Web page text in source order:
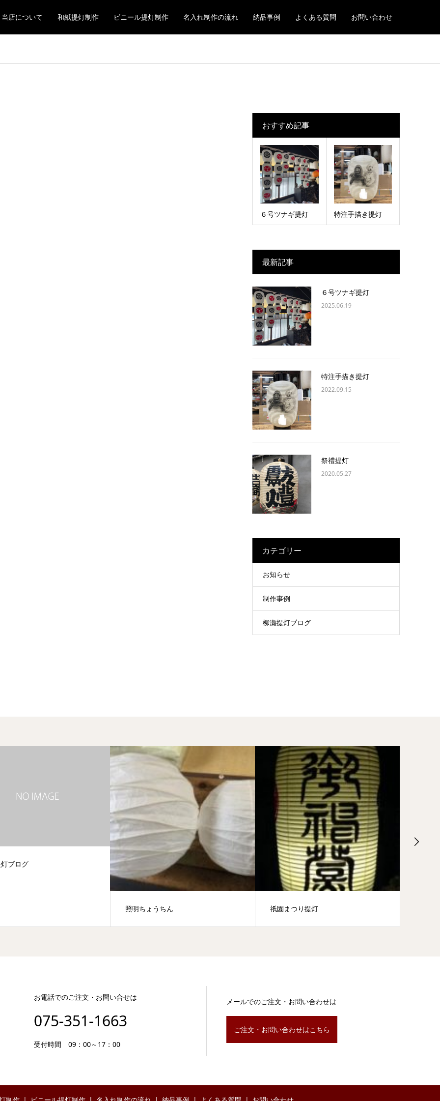
当店について 和紙提灯制作 ビニール提灯制作 名入れ制作の流れ 納品事例 よくある質問 お問い合わせ
おすすめ記事
６号ツナギ提灯 特注手描き提灯
最新記事
６号ツナギ提灯
2025.06.19
特注手描き提灯
2022.09.15
祭禮提灯
2020.05.27
カテゴリー
お知らせ
制作事例
柳瀬提灯ブログ
ブログ
照明ちょうちん 祇園まつり提灯
お電話でのご注文・お問い合せは
075-351-1663
受付時間 09：00～17：00
メールでのご注文・お問い合わせは
ご注文・お問い合わせはこちら